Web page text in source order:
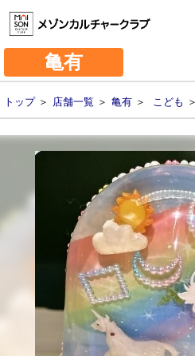
亀有
トップ＞ 店舗一覧 ＞ 亀有 ＞ こども